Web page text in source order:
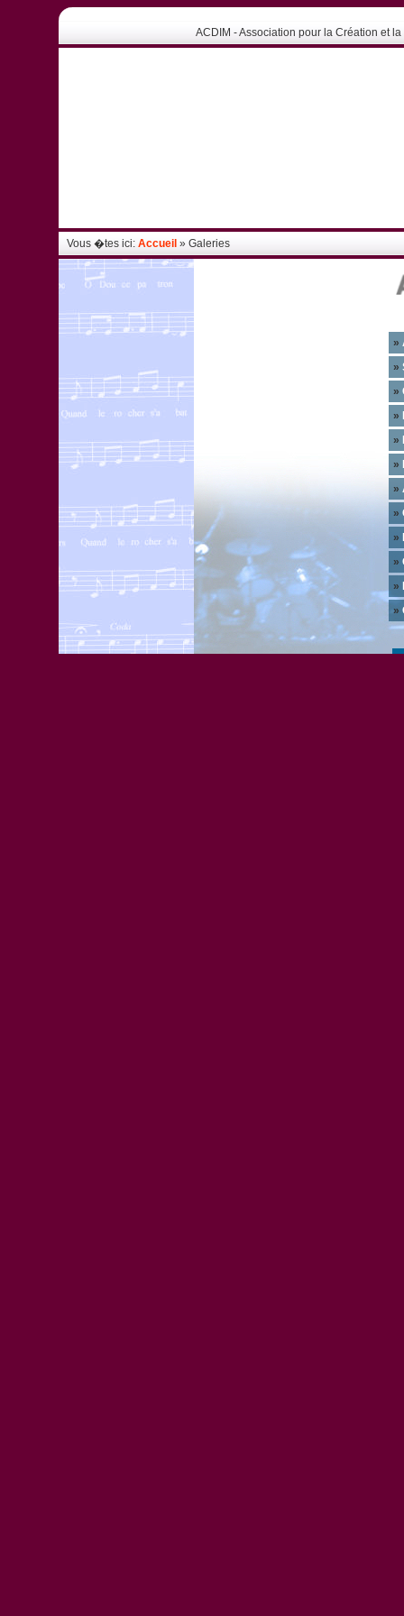
ACDIM - Association pour la Création et
Vous �tes ici: Accueil » Galeries
»
»
»
»
»
»
»
»
»
»
»
»